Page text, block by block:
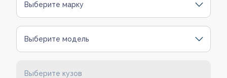
Выберите марку
Выберите модель
Выберите кузов